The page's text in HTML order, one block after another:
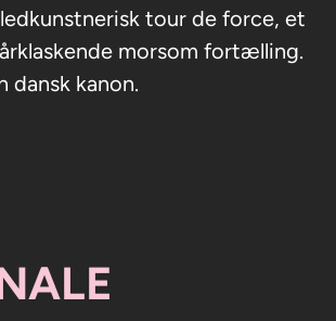
tour de force, et
morsom fortælling.
dansk kanon.